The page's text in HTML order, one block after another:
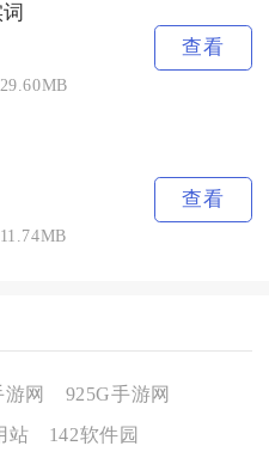
29.60MB
查看
11.74MB
查看
网
925G手游网
站 142软件园